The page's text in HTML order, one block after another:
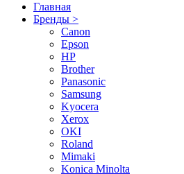
Главная
Бренды >
Canon
Epson
HP
Brother
Panasonic
Samsung
Kyocera
Xerox
OKI
Roland
Mimaki
Konica Minolta